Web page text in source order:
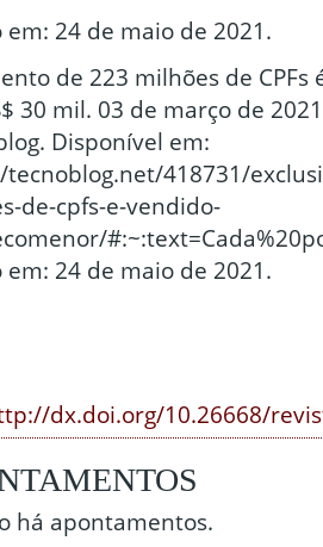
em: 24 de maio de 2021.
de 223 milhões de CPFs
30 mil. 03 de março de
Disponível em:
418731/
de-cpfs-e-vendido-
em: 24 de maio de 2021.
dx.doi.org/10.26668/
há apontamentos.